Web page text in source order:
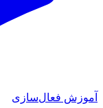
آموزش فعال‌سازی